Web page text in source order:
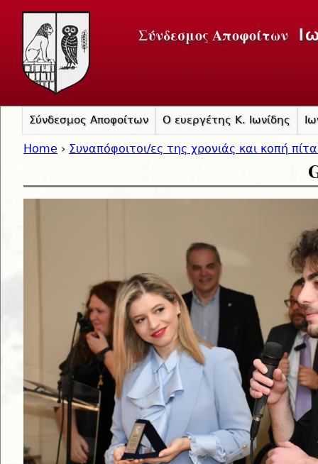
Σύνδεσμος Αποφοίτων
Home › Συναπόφοιτοι/ες της χρονιάς και κοπή
Σύνδεσμος Αποφοίτων Ο ευεργέτης Κ. Ιωνίδης